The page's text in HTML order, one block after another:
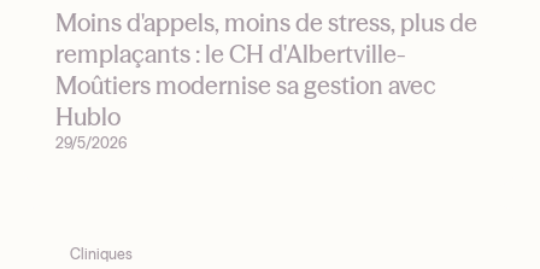
Moins d'appels, moins de stress, plus de
remplaçants : le CH d'Albertville-
Moûtiers modernise sa gestion avec
Hublo
29/5/2026
Cliniques